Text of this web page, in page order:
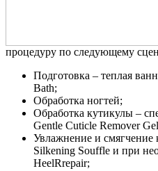
процедуру по следующему
Подготовка – теплая
Bath;
Обработка ногтей;
Обработка кутикулы –
Gentle Cuticle Remover
Увлажнение и смягчение
Silkening Souffle и при
HeelRrepair;